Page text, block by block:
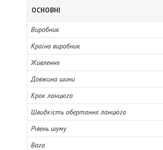
ОСНОВНІ
Виробник
Країна виробник
Живлення
Довжина шини
Крок ланцюга
Швидкість обертання ланцюга
Рівень шуму
Вага